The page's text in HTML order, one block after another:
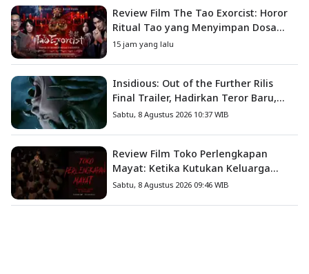
Review Film The Tao Exorcist: Horor
Ritual Tao yang Menyimpan Dosa
Masa Lalu
15 jam yang lalu
Insidious: Out of the Further Rilis
Final Trailer, Hadirkan Teror Baru,
Iblis Kini Masuk ke Dunia Manusia
Sabtu, 8 Agustus 2026 10:37 WIB
Review Film Toko Perlengkapan
Mayat: Ketika Kutukan Keluarga
Menjadi Sumber Teror yang
Sabtu, 8 Agustus 2026 09:46 WIB